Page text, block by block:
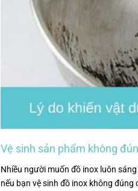
Vệ sinh sản phẩm không
Nhiều người muốn đồ inox luôn
nếu bạn vệ sinh đồ inox không